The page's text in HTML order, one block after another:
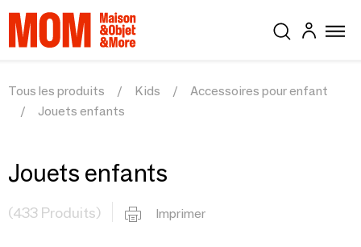
Tous les produits Kids
Accessoires pour enfant
Jouets enfants
Jouets enfants
(433 Produits) Imprimer